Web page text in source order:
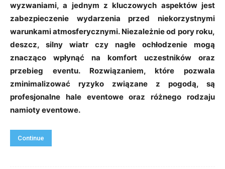
wyzwaniami, a jednym z kluczowych aspektów jest
zabezpieczenie wydarzenia przed niekorzystnymi
warunkami atmosferycznymi. Niezależnie od pory roku,
deszcz, silny wiatr czy nagłe ochłodzenie mogą
znacząco wpłynąć na komfort uczestników oraz
przebieg eventu. Rozwiązaniem, które pozwala
zminimalizować ryzyko związane z pogodą, są
profesjonalne hale eventowe oraz różnego rodzaju
namioty eventowe.
Continue